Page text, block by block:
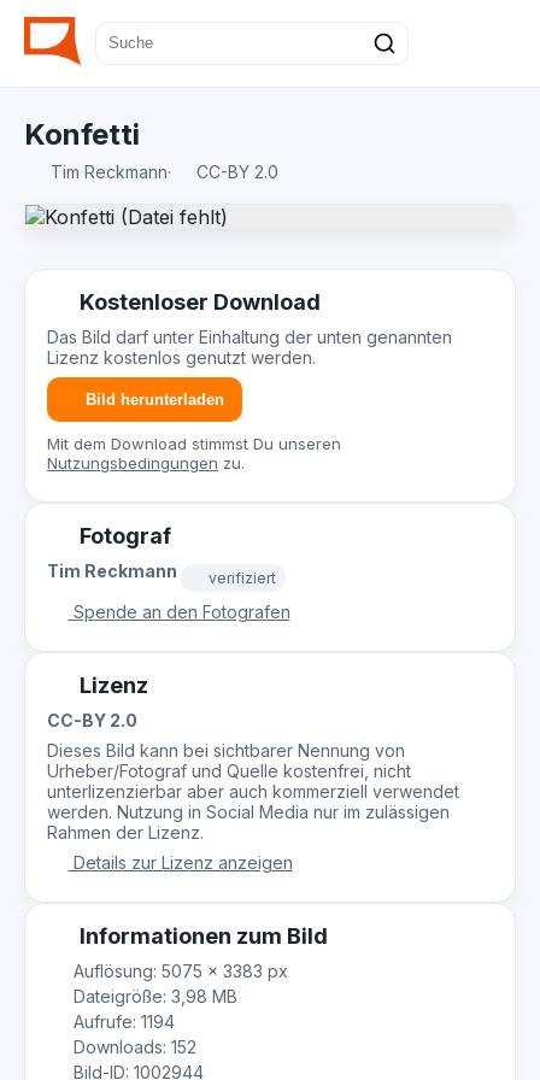
Konfetti
Tim Reckmann· CC-BY 2.0
Kostenloser Download
Das Bild darf unter Einhaltung der unten genannten
Lizenz kostenlos genutzt werden.
Bild herunterladen
Mit dem Download stimmst Du unseren
Nutzungsbedingungen zu.
Fotograf
Tim Reckmann verifiziert
Spende an den Fotografen
Lizenz
CC-BY 2.0
Dieses Bild kann bei sichtbarer Nennung von
Urheber/Fotograf und Quelle kostenfrei, nicht
unterlizenzierbar aber auch kommerziell verwendet
werden. Nutzung in Social Media nur im zulässigen
Rahmen der Lizenz.
Details zur Lizenz anzeigen
Informationen zum Bild
Auflösung: 5075 × 3383 px
Dateigröße: 3,98 MB
Aufrufe: 1194
Downloads: 152
Bild-ID: 1002944